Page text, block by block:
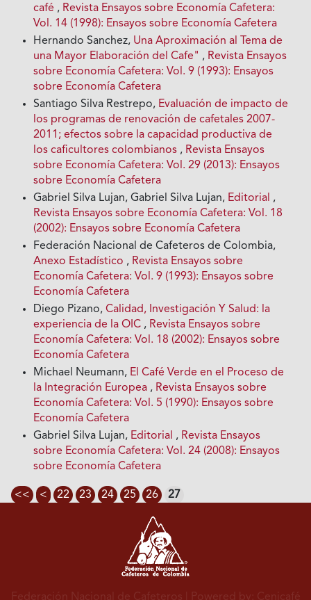
café , Revista Ensayos sobre Economía Cafetera:
Vol. 14 (1998): Ensayos sobre Economía Cafetera
Hernando Sanchez, Una Aproximación al Tema de
una Mayor Elaboración del Cafe" , Revista Ensayos
sobre Economía Cafetera: Vol. 9 (1993): Ensayos
sobre Economía Cafetera
Santiago Silva Restrepo, Evaluación de impacto de
los programas de renovación de cafetales 2007-
2011; efectos sobre la capacidad productiva de
los caficultores colombianos , Revista Ensayos
sobre Economía Cafetera: Vol. 29 (2013): Ensayos
sobre Economía Cafetera
Gabriel Silva Lujan, Gabriel Silva Lujan, Editorial ,
Revista Ensayos sobre Economía Cafetera: Vol. 18
(2002): Ensayos sobre Economía Cafetera
Federación Nacional de Cafeteros de Colombia,
Anexo Estadístico , Revista Ensayos sobre
Economía Cafetera: Vol. 9 (1993): Ensayos sobre
Economía Cafetera
Diego Pizano,Calidad, Investigación Y Salud: la
experiencia de la OIC , Revista Ensayos sobre
Economía Cafetera: Vol. 18 (2002): Ensayos sobre
Economía Cafetera
Michael Neumann, El Café Verde en el Proceso de
la Integración Europea , Revista Ensayos sobre
Economía Cafetera: Vol. 5 (1990): Ensayos sobre
Economía Cafetera
Gabriel Silva Lujan, Editorial , Revista Ensayos
sobre Economía Cafetera: Vol. 24 (2008): Ensayos
sobre Economía Cafetera
<< < 22 23 24 25 26 27
Federación Nacional de Cafeteros | Powered by: Cenicafé